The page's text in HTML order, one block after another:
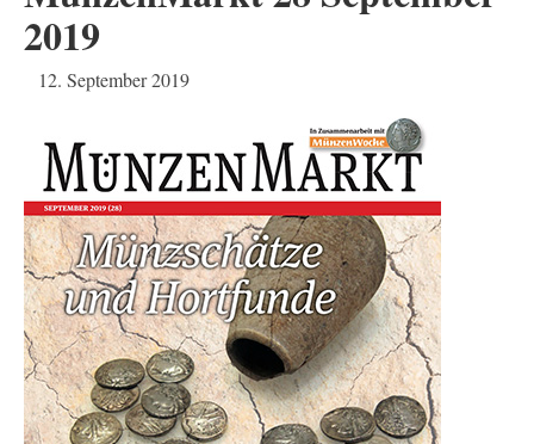
2019
12. September 2019